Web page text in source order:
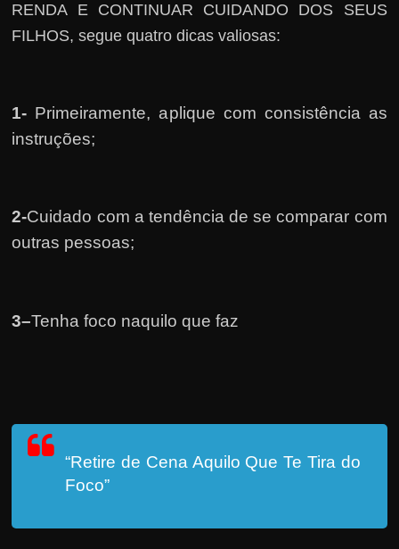
RENDA E CONTINUAR CUIDANDO DOS SEUS
FILHOS, segue quatro dicas valiosas:
1- Primeiramente, aplique com consistência as
instruções;
2-Cuidado com a tendência de se comparar com
outras pessoas;
3–Tenha foco naquilo que faz
“Retire de Cena Aquilo Que Te Tira do
Foco”